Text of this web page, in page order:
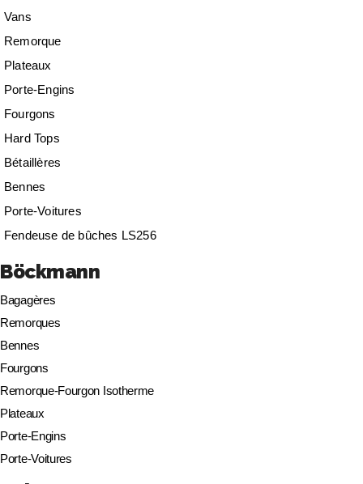
Vans
Remorque
Plateaux
Porte-Engins
Fourgons
Hard Tops
Bétaillères
Bennes
Porte-Voitures
Fendeuse de bûches LS256
Böckmann
Bagagères
Remorques
Bennes
Fourgons
Remorque-Fourgon Isotherme
Plateaux
Porte-Engins
Porte-Voitures